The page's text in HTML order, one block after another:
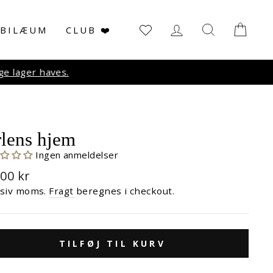
CLUB ❤️ LOG INSØG
haves.
hjem
Ingen anmeldelser
kr
moms. Fragt beregnes i checkout.
TILFØJ TIL KURV